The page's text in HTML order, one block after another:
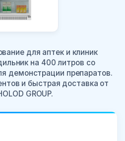
для аптек и клиник
на 400 литров со
демонстрации препаратов.
и быстрая доставка от
GROUP.